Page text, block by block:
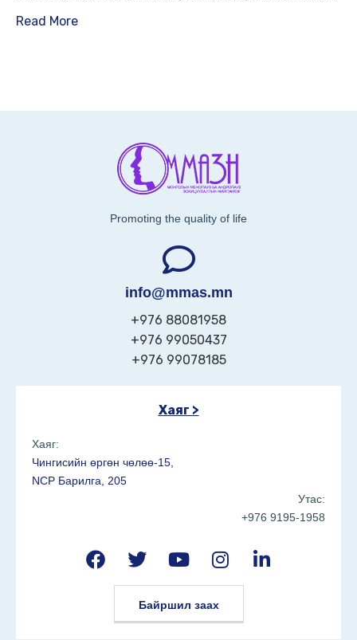
Read More
Promoting the quality of life
info@mmas.mn
+976 88081958
+976 99050437
+976 99078185
Хаяг >
Хаяг:
Чингисийн өргөн чөлөө-15,
NCP Барилга, 205
Утас:
+976 9195-1958
Байршил заах